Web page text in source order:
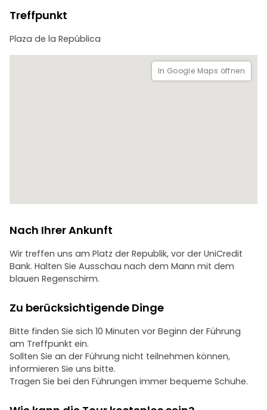
Treffpunkt
Plaza de la República
In Google Maps öffnen
Nach Ihrer Ankunft
Wir treffen uns am Platz der Republik, vor der UniCredit
Bank. Halten Sie Ausschau nach dem Mann mit dem
blauen Regenschirm.
Zu berücksichtigende Dinge
Bitte finden Sie sich 10 Minuten vor Beginn der Führung
am Treffpunkt ein.
Sollten Sie an der Führung nicht teilnehmen können,
informieren Sie uns bitte.
Tragen Sie bei den Führungen immer bequeme Schuhe.